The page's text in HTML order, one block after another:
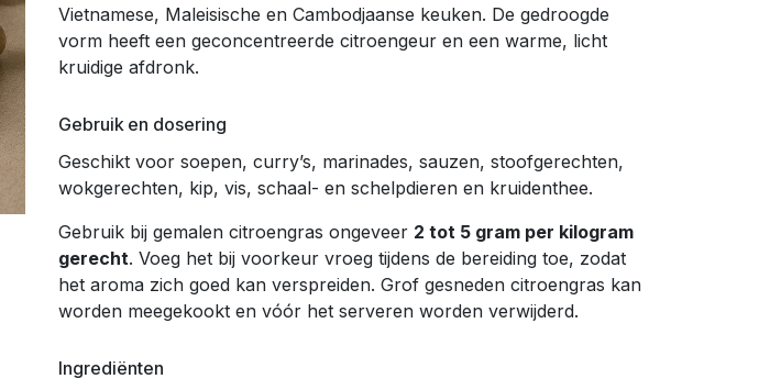
Vietnamese, Maleisische en Cambodjaanse keuken. De gedroogde
vorm heeft een geconcentreerde citroengeur en een warme, licht
kruidige afdronk.
Gebruik en dosering
Geschikt voor soepen, curry’s, marinades, sauzen, stoofgerechten,
wokgerechten, kip, vis, schaal- en schelpdieren en kruidenthee.
Gebruik bij gemalen citroengras ongeveer 2 tot 5 gram per kilogram
gerecht. Voeg het bij voorkeur vroeg tijdens de bereiding toe, zodat
het aroma zich goed kan verspreiden. Grof gesneden citroengras kan
worden meegekookt en vóór het serveren worden verwijderd.
Ingrediënten